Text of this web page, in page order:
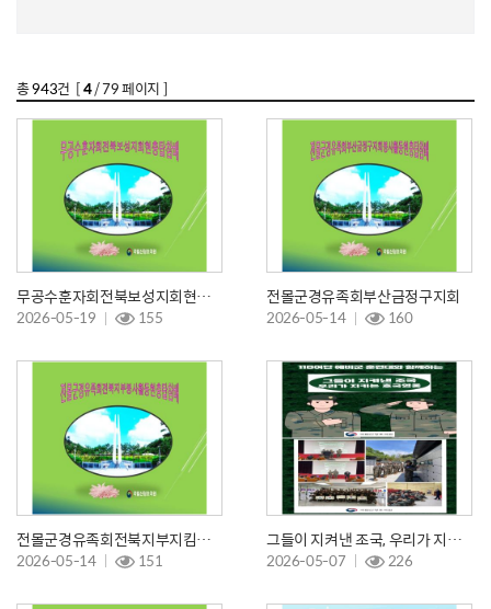
총943건 [4/ 79 페이지 ]
무공수훈자회전북보성지회현충탑참배
2026-05-19 155
전몰군경유족회부산금정구지회
2026-05-14 160
전몰군경유족회전북지부지킴이봉사활동
2026-05-14 151
그들이 지켜낸 조국, 우리가 지키는 호국영웅
2026-05-07 226